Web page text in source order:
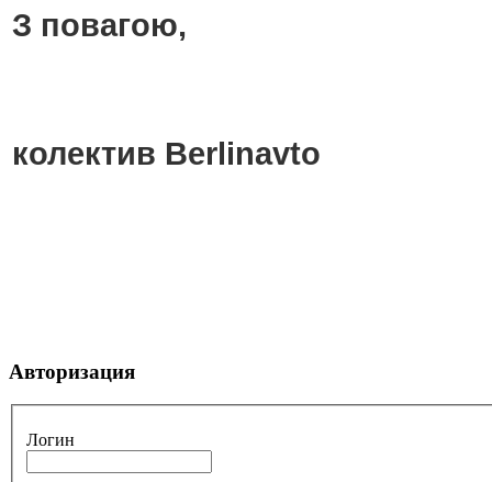
З повагою,
колектив Berlinavto
Авторизация
Логин